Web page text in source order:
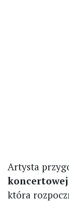
Artysta
która